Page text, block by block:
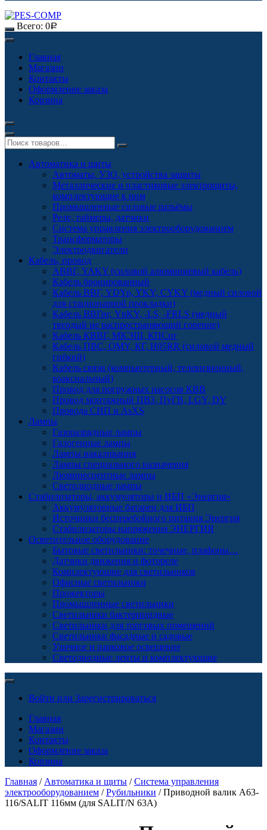
Всего: 0Р
Главная
Магазин
Контакты
Оформление заказа
Корзина
Автоматика и щиты
Автоматы, УЗО, устройства защиты
Металлические и пластиковые электрощиты,
комплектующие к ним
Промышленные силовые разъёмы
Реле, таймеры, датчики
Система управления электрооборудованием
Трансформаторы
Электродвигатели
Кабель, провод
АВВГ, YAKY (силовой алюминиевый кабель)
Кабель бронированный
Кабель ВВГ, YDYp, YKY, CYKY (медный силовой
для стационарной прокладки)
Кабель ВВГнг, YnKY, -LS, -FRLS (медный
твердый не распространяющий горение)
Кабель КВВГ, МКЭШ, КПСнг
Кабель ПВС, OMY, КГ, H05RR (силовой медный
гибкий)
Кабель связи (компьютерный, телевизионный,
коаксиальный)
Провод для погружных насосов КВВ
Провод монтажный ПВЗ, ПуГВ, LGY, DY
Провода СИП и AsXS
Лампы
Газоразрядные лампы
Галогенные лампы
Лампы накаливания
Лампы специального назначения
Люминесцентные лампы
Светодиодные лампы
Стабилизаторы, аккумуляторы и ИБП «Энергия»
Аккумуляторные батареи для ИБП
Источники бесперебойного питания Энергия
Стабилизаторы напряжения ЭНЕРГИЯ
Осветительное оборудование
Бытовые светильники: точечные, плафоны…
Датчики движения и фотореле
Комплектующие для светильников
Офисные светильники
Прожекторы
Промышленные светильники
Светильники бактерицидные
Светильники для торговых помещений
Светильники фасадные и садовые
Уличное и парковое освещение
Светодиодные ленты и комплектующие
Войти или Зарегистрироваться
Главная
Магазин
Контакты
Оформление заказа
Корзина
Главная / Автоматика и щиты /Система управления
электрооборудованием /Рубильники / Приводной валик A63-
116/SALIT 116мм (для SALIT/N 63A)